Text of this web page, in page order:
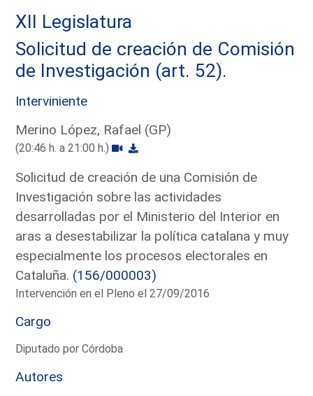
XII Legislatura
Solicitud de creación de Comisión
de Investigación (art. 52).
Interviniente
Merino López, Rafael (GP)
(20:46 h. a 21:00 h.)
Solicitud de creación de una Comisión de
Investigación sobre las actividades
desarrolladas por el Ministerio del Interior en
aras a desestabilizar la política catalana y muy
especialmente los procesos electorales en
Cataluña. (156/000003)
Intervención en el Pleno el 27/09/2016
Cargo
Diputado por Córdoba
Autores